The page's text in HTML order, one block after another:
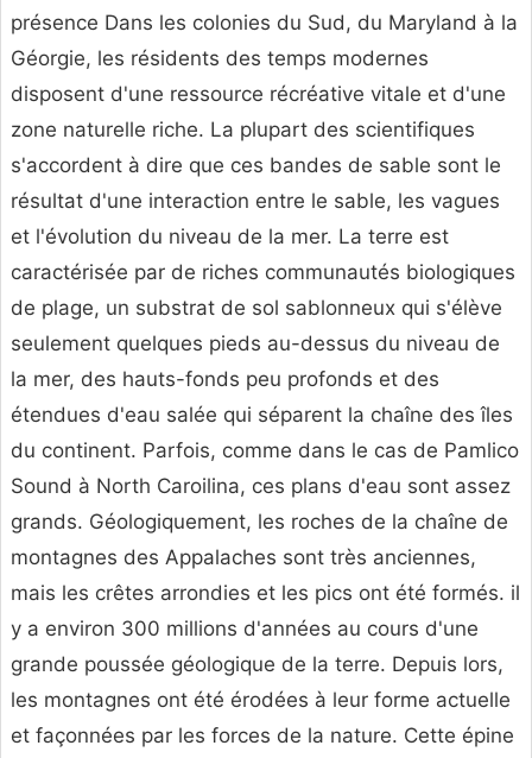
présence Dans les colonies du Sud, du Maryland à la
Géorgie, les résidents des temps modernes
disposent d'une ressource récréative vitale et d'une
zone naturelle riche. La plupart des scientifiques
s'accordent à dire que ces bandes de sable sont le
résultat d'une interaction entre le sable, les vagues
et l'évolution du niveau de la mer. La terre est
caractérisée par de riches communautés biologiques
de plage, un substrat de sol sablonneux qui s'élève
seulement quelques pieds au-dessus du niveau de
la mer, des hauts-fonds peu profonds et des
étendues d'eau salée qui séparent la chaîne des îles
du continent. Parfois, comme dans le cas de Pamlico
Sound à North Caroilina, ces plans d'eau sont assez
grands. Géologiquement, les roches de la chaîne de
montagnes des Appalaches sont très anciennes,
mais les crêtes arrondies et les pics ont été formés. il
y a environ 300 millions d'années au cours d'une
grande poussée géologique de la terre. Depuis lors,
les montagnes ont été érodées à leur forme actuelle
et façonnées par les forces de la nature. Cette épine